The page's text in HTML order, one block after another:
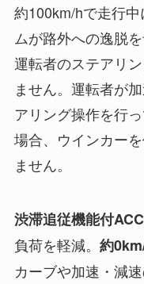
約100km/hで走行
ムが路外への逸脱
運転者のステアリ
ません。運転者が
アリング操作を行
場合、ウインカー
ません。
渋滞追従機能付ACC
負荷を軽減。 約
カーブや加速・減